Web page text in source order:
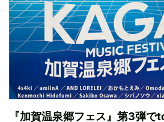
『加賀温泉郷フェス』第3弾